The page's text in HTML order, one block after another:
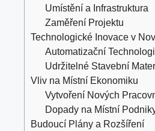
Umístění a Infrastruktura
Zaměření Projektu
Technologické Inovace v
Automatizační
Udržitelné Stavební
Vliv na Místní Ekonomiku
Vytvoření Nových
Dopady na Místní
Budoucí Plány a Rozšíření